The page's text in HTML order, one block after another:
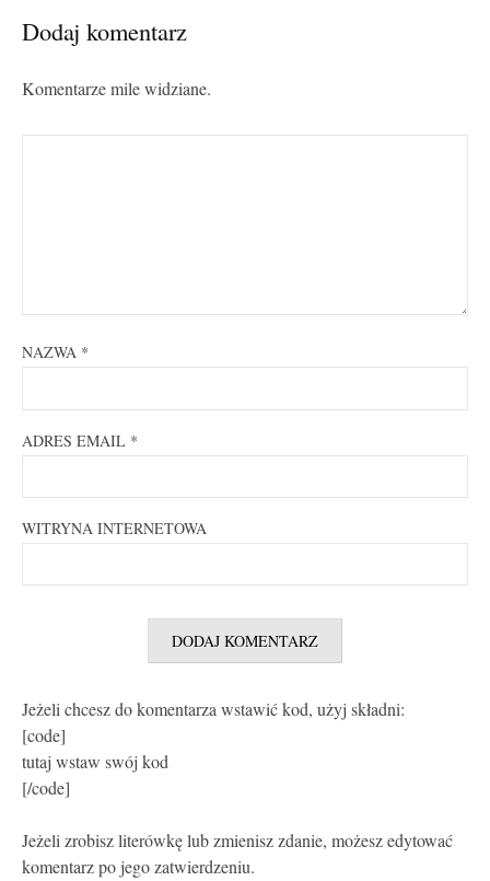
Dodaj komentarz
Komentarze mile widziane.
NAZWA *
ADRES EMAIL *
WITRYNA INTERNETOWA
Jeżeli chcesz do komentarza wstawić kod, użyj składni:
[code]
tutaj wstaw swój kod
[/code]
Jeżeli zrobisz literówkę lub zmienisz zdanie, możesz edytować
komentarz po jego zatwierdzeniu.